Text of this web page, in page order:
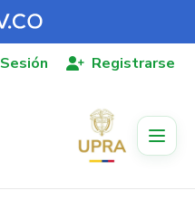
Registrarse